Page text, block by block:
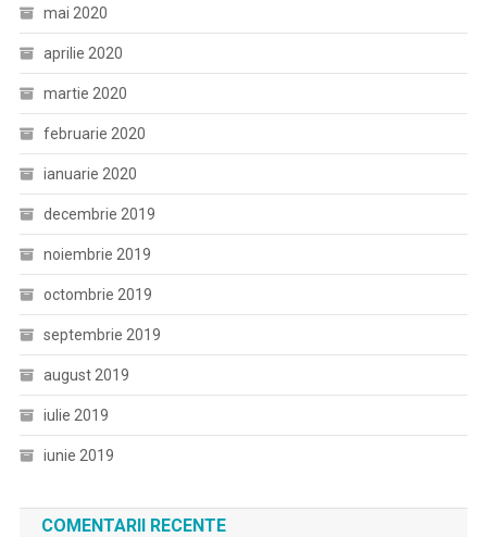
mai 2020
aprilie 2020
martie 2020
februarie 2020
ianuarie 2020
decembrie 2019
noiembrie 2019
octombrie 2019
septembrie 2019
august 2019
iulie 2019
iunie 2019
COMENTARII RECENTE